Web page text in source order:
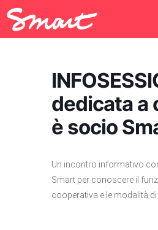
dedicata a
è socio
Un incontro informativo
Smart per conoscere il
cooperativa e le modalità